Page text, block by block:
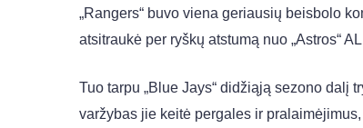
„Rangers“ buvo viena geriausių beisbolo
atsitraukė per ryškų atstumą nuo „Astros“
Tuo tarpu „Blue Jays“ didžiąją sezono dalį
varžybas jie keitė pergales ir